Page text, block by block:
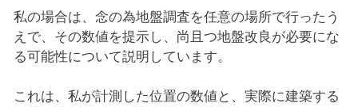
私の場合は、念の為地盤調査を任意の場所で行ったう
えで、その数値を提示し、尚且つ地盤改良が必要にな
る可能性について説明しています。
これは、私が計測した位置の数値と、実際に建築する